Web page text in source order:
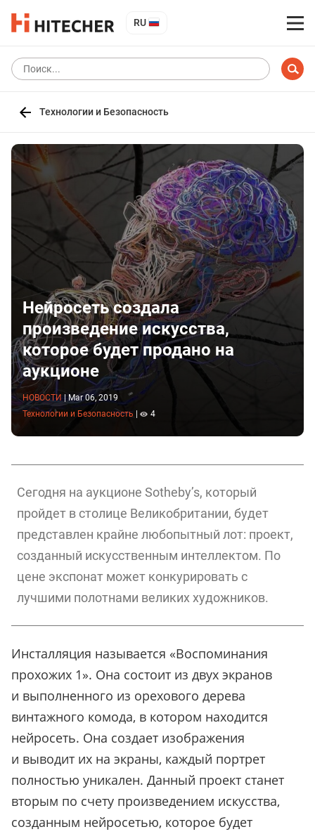
RU
Технологии и Безопасность
Нейросеть создала
произведение искусства,
которое будет продано на
аукционе
НОВОСТИ
Mar 06, 2019
Технологии и Безопасность
4
Сегодня на аукционе Sotheby’s, который
пройдет в столице Великобритании, будет
представлен крайне любопытный лот: проект,
созданный искусственным интеллектом. По
цене экспонат может конкурировать с
лучшими полотнами великих художников.
Инсталляция называется «Воспоминания
прохожих 1». Она состоит из двух экранов
и выполненного из орехового дерева
винтажного комода, в котором находится
нейросеть. Она создает изображения
и выводит их на экраны, каждый портрет
полностью уникален. Данный проект станет
вторым по счету произведением искусства,
созданным нейросетью, которое будет